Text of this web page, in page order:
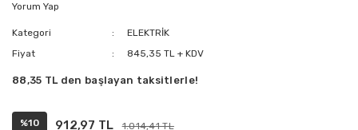
Yorum Yap
Kategori
ELEKTRİK
Fiyat
845,35 TL + KDV
88,35 TL den başlayan taksitlerle!
%10 912,97 TL 1.014,41 TL